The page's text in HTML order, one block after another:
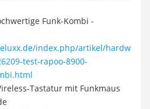
Funk-Kombi -
index.php/artikel/hardw
test-rapoo-8900-
Tastatur mit Funkmaus